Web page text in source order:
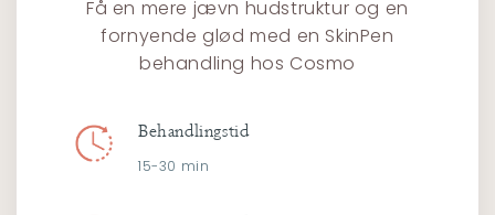
Få en mere jævn hudstruktur og en
fornyende glød med en SkinPen
behandling hos Cosmo
Behandlingstid
15-30 min